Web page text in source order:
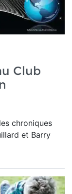
Club
chroniques
et Barry